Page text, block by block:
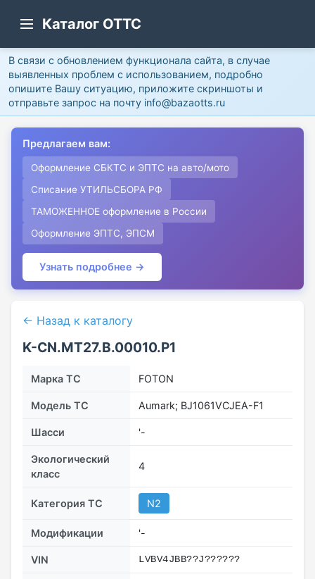
Каталог ОТТС
В связи с обновлением функционала сайта, в случае
выявленных проблем с использованием, подробно
опишите Вашу ситуацию, приложите скриншоты и
отправьте запрос на почту info@bazaotts.ru
Предлагаем вам:
Оформление СБКТС и ЭПТС на авто/мото
Списание УТИЛЬСБОРА РФ
ТАМОЖЕННОЕ оформление в России
Оформление ЭПТС, ЭПСМ
Узнать подробнее →
← Назад к каталогу
K-CN.МТ27.B.00010.Р1
Марка ТС FOTON
Модель ТС Aumark; BJ1061VCJEA-F1
Шасси '-
Экологический
класс
4
Категория ТС N2
Модификации '-
VIN LVBV4JBB??J??????